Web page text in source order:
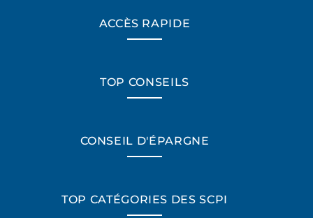
ACCÈS RAPIDE
TOP CONSEILS
CONSEIL D'ÉPARGNE
TOP CATÉGORIES DES SCPI